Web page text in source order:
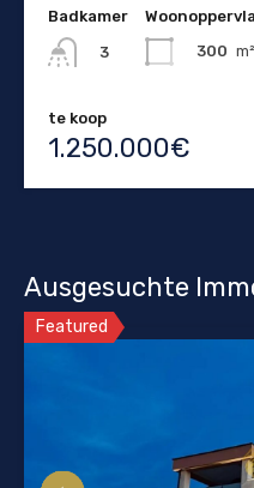
Badkamer
3
300 m²
te koop
1.250.000€
Ausgesuchte
Featured